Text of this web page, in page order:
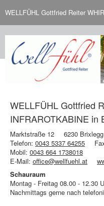
WELLFÜHL Gottfried Reiter
WELLFÜHL Gottfried
INFRAROTKABINE in
Marktstraße 12
6230 Brixlegg
Telefon: 0043 5337 64255
Mobil: 0043 664 1738018
E-Mail: office@wellfuehl.at
Schauraum
Montag - Freitag 08.00 - 12.30
Nachmittags gerne nach